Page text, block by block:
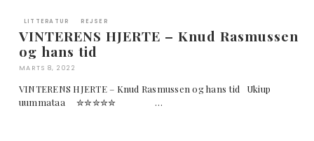
LITTERATUR REJSER
VINTERENS HJERTE – Knud Rasmussen
og hans tid
MARTS 8, 2022
VINTERENS HJERTE – Knud Rasmussen og hans tid Ukiup
uummataa ✮✮✮✮✮ …